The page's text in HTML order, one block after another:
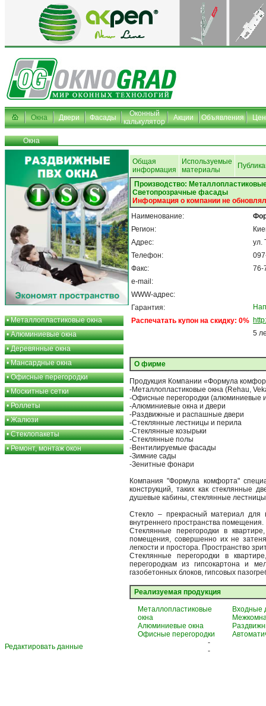
Окна Двери Фасады
Оконный
калькулятор
Акции Объявления
Окна
•Металлопластиковые окна
•Алюминиевые окна
•Деревянные окна
•Мансардные окна
•Офисные перегородки
•Москитные сетки
•Роллеты
•Жалюзи
•Стеклопакеты
•Ремонт, монтаж окон
Общая
информация
Используемые
материалы
Производство:
Светопрозрачные фасады
Информация о компании не
Наименование:
Регион:
Адрес:
Телефон:
Факс:
e-mail:
WWW-адрес:
Гарантия:
Распечатать купон на скидку: 0%
ул.
76-
5
О фирме
Продукция Компании «Формула
-Металлопластиковые окна (Rehau,
-Офисные перегородки (алюминиевые
-Алюминиевые окна и двери
-Раздвижные и распашные двери
-Стеклянные лестницы и перила
-Стеклянные козырьки
-Стеклянные полы
-Вентилируемые фасады
-Зимние сады
-Зенитные фонари
Компания "Формула комфорта"
конструкций, таких как стеклянные
душевые кабины, стеклянные лестницы
Стекло – прекрасный материал для
внутреннего пространства помещения.
Стеклянные перегородки в
помещения, совершенно их не
легкости и простора. Пространство
Стеклянные перегородки в
перегородкам из гипсокартона и
газобетонных блоков, гипсовых
Реализуемая продукция
Металлопластиковые
окна
Алюминиевые окна
Офисные перегородки
Входные
Редактировать данные
-
-